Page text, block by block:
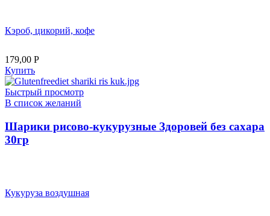
Кэроб, цикорий, кофе
179,00 Р
Купить
Быстрый просмотр
В список желаний
Шарики рисово-кукурузные Здоровей без сахара
30гр
Кукуруза воздушная